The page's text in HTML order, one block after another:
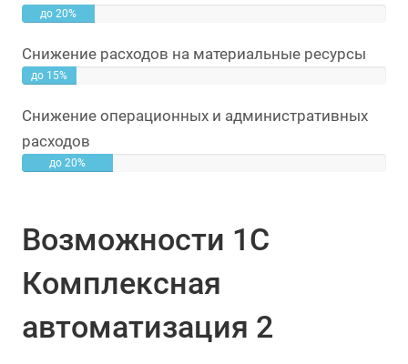
до 20%
Снижение расходов на материальные ресурсы
до 15%
Снижение операционных и административных
расходов
до 20%
Возможности 1С
Комплексная
автоматизация 2